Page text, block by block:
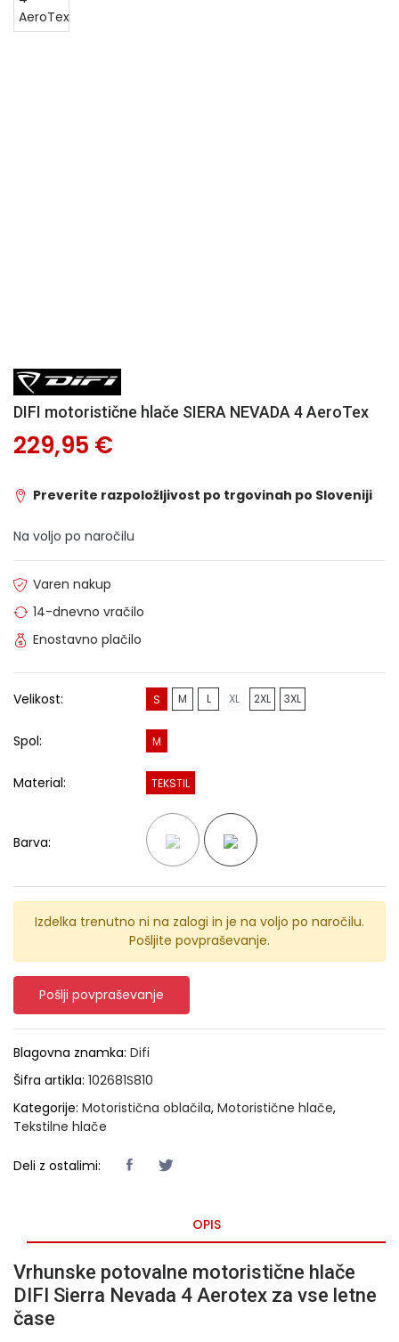
DIFI motoristične hlače SIERA NEVADA 4 AeroTex
229,95 €
Preverite razpoložljivost po trgovinah po Sloveniji
Na voljo po naročilu
Varen nakup
14-dnevno vračilo
Enostavno plačilo
Velikost: S M L XL 2XL 3XL
Spol: M
Material: TEKSTIL
Barva:
Izdelka trenutno ni na zalogi in je na voljo po naročilu.
Pošljite povpraševanje.
Pošlji povpraševanje
Blagovna znamka: Difi
Šifra artikla: 102681S810
Kategorije: Motoristična oblačila, Motoristične hlače,
Tekstilne hlače
Deli z ostalimi:
OPIS
Vrhunske potovalne motoristične hlače
DIFI Sierra Nevada 4 Aerotex za vse letne
čase